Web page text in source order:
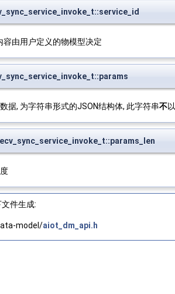
容由用户定义的物模型决定
据, 为字符串形式的JSON结构体, 此字符串不
件生成:
model/aiot_dm_api.h